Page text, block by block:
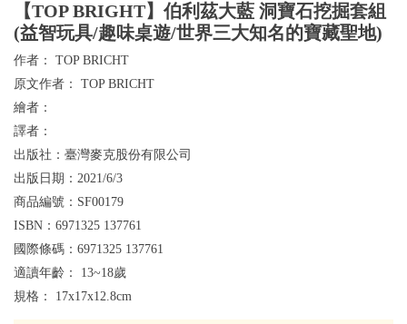
【TOP BRIGHT】伯利茲大藍 洞寶石挖掘套組
(益智玩具/趣味桌遊/世界三大知名的寶藏聖地)
作者： TOP BRICHT
原文作者： TOP BRICHT
繪者：
譯者：
出版社： 臺灣麥克股份有限公司
出版日期： 2021/6/3
商品編號： SF00179
ISBN： 6971325 137761
國際條碼： 6971325 137761
適讀年齡： 13~18歲
規格： 17x17x12.8cm